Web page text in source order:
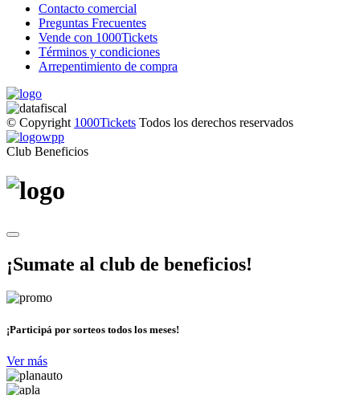
Contacto comercial
Preguntas Frecuentes
Vende con 1000Tickets
Términos y condiciones
Arrepentimiento de compra
© Copyright 1000Tickets Todos los derechos reservados
Club Beneficios
¡Sumate al club de beneficios!
¡Participá por sorteos todos los meses!
Ver más